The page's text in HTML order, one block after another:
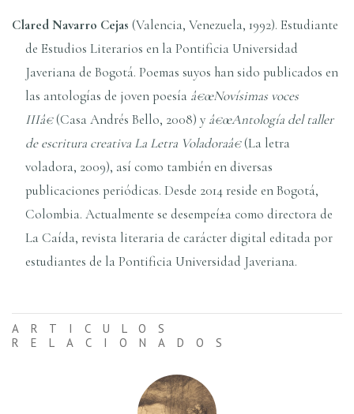
Clared Navarro Cejas (Valencia, Venezuela, 1992). Estudiante
de Estudios Literarios en la Pontificia Universidad
Javeriana de Bogotá. Poemas suyos han sido publicados en
las antologí­as de joven poesí­a â€œNoví­simas voces
IIIâ€(Casa Andrés Bello, 2008) y â€œAntologí­a del taller
de escritura creativa La Letra Voladoraâ€(La letra
voladora, 2009), así­ como también en diversas
publicaciones periódicas. Desde 2014 reside en Bogotá,
Colombia. Actualmente se desempeí±a como directora de
La Caí­da, revista literaria de carácter digital editada por
estudiantes de la Pontificia Universidad Javeriana.
ARTICULOS
RELACIONADOS